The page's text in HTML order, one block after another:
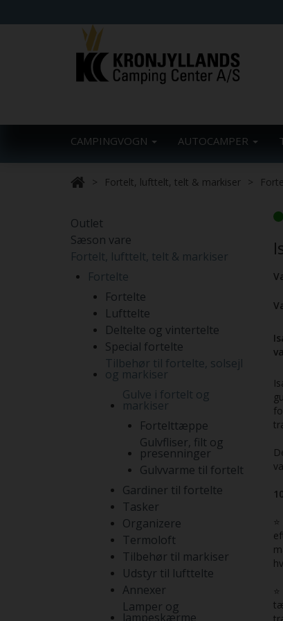
CAMPINGVOGN AUTOCAMPER
Fortelt, lufttelt, telt & markiser
Outlet
Sæson vare
Fortelt, lufttelt, telt & markiser
Fortelte
Fortelte
Lufttelte
Deltelte og vintertelte
Special fortelte
Tilbehør til fortelte, solsejl
og markiser
Gulve i fortelt og
markiser
Fortelttæppe
Gulvfliser, filt og
presenninger
Gulvvarme til fortelt
Gardiner til fortelte
Tasker
Organizere
Termoloft
Tilbehør til markiser
Udstyr til lufttelte
Annexer
Lamper og
lampeskærme
⭐
⭐